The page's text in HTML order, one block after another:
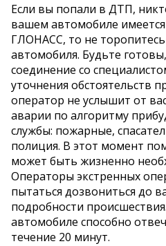
Если вы попали в ДТП,
вашем автомобиле
ГЛОНАСС, то не
автомобиля. Будьте
соединение со
уточнения обстоятельств
оператор не услышит от
аварии по алгоритму
службы: пожарные,
полиция. В этот момент
может быть жизненно
Операторы экстренных
пытаться дозвониться до
подробности
автомобиле способно
течение 20 минут.